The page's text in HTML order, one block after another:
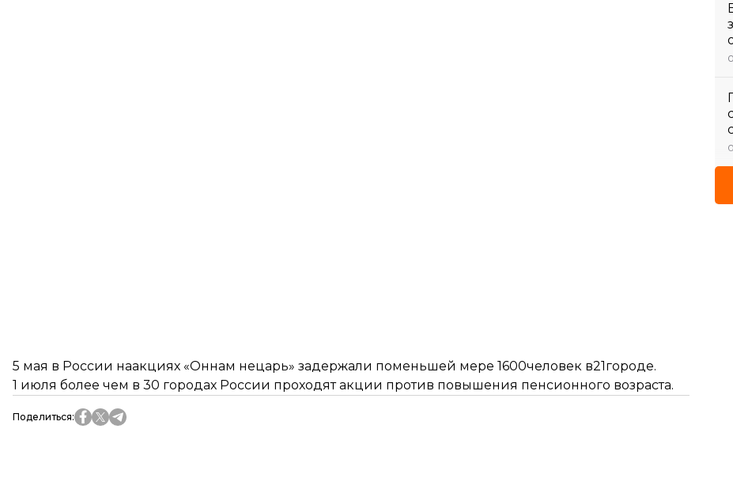
5 мая в России наакциях «Оннам нецарь» задержали поменьшей мере 1600человек в21городе.
1 июля более чем в 30 городах России проходятакции против повышения пенсионного возраста.
Поделиться: